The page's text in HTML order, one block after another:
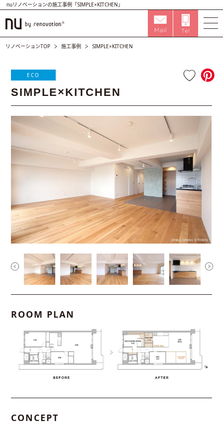
nuリノベーションの施工事例「SIMPLE×KITCHEN」
リノベーションTOP 施工事例 SIMPLE×KITCHEN
ECO
SIMPLE×KITCHEN
ROOM PLAN
CONCEPT